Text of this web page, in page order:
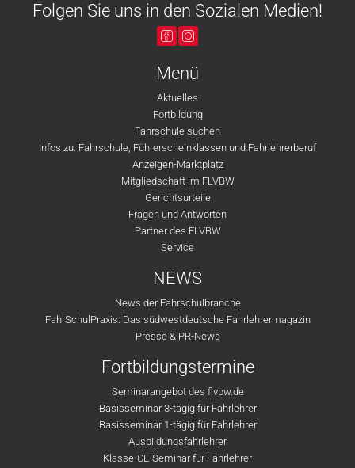
Folgen Sie uns in den Sozialen Medien!
Menü
Aktuelles
Fortbildung
Fahrschule suchen
Infos zu: Fahrschule, Führerscheinklassen und Fahrlehrerberuf
Anzeigen-Marktplatz
Mitgliedschaft im FLVBW
Gerichtsurteile
Fragen und Antworten
Partner des FLVBW
Service
NEWS
News der Fahrschulbranche
FahrSchulPraxis: Das südwestdeutsche Fahrlehrermagazin
Presse & PR-News
Fortbildungstermine
Seminarangebot des flvbw.de
Basisseminar 3-tägig für Fahrlehrer
Basisseminar 1-tägig für Fahrlehrer
Ausbildungsfahrlehrer
Klasse-CE-Seminar für Fahrlehrer